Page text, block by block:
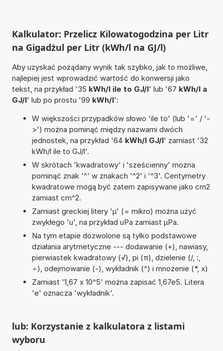
Kalkulator: Przelicz Kilowatogodzina per Litr
na Gigadżul per Litr (kWh/l na GJ/l)
Aby uzyskać pożądany wynik tak szybko, jak to możliwe,
najlepiej jest wprowadzić wartość do konwersji jako
tekst, na przykład '35 kWh/l ile to GJ/l' lub '67 kWh/l a
GJ/l' lub po prostu '99 kWh/l':
W większości przypadków słowo 'ile to' (lub '=' / '-
>') można pominąć między nazwami dwóch
jednostek, na przykład '64 kWh/l GJ/l' zamiast '32
kWh/l ile to GJ/l'.
W skrótach 'kwadratowy' i 'sześcienny' można
pominąć znak '^' w znakach '^2' i '^3'. Centymetry
kwadratowe mogą być zatem zapisywane jako cm2
zamiast cm^2.
Zamiast greckiej litery 'µ' (= mikro) można użyć
zwykłego 'u', na przykład uPa zamiast µPa.
Na tym etapie dozwolone są tylko podstawowe
działania arytmetyczne --- dodawanie (+), nawiasy,
pierwiastek kwadratowy (√), pi (π), dzielenie (/, :,
÷), odejmowanie (-), wykładnik (^) i mnożenie (*, x)
Zamiast '1,67 x 10^5' można zapisać 1,67e5. Litera
'e' oznacza 'wykładnik'.
lub: Korzystanie z kalkulatora z listami
wyboru